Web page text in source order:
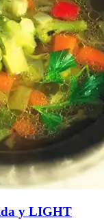
y LIGHT